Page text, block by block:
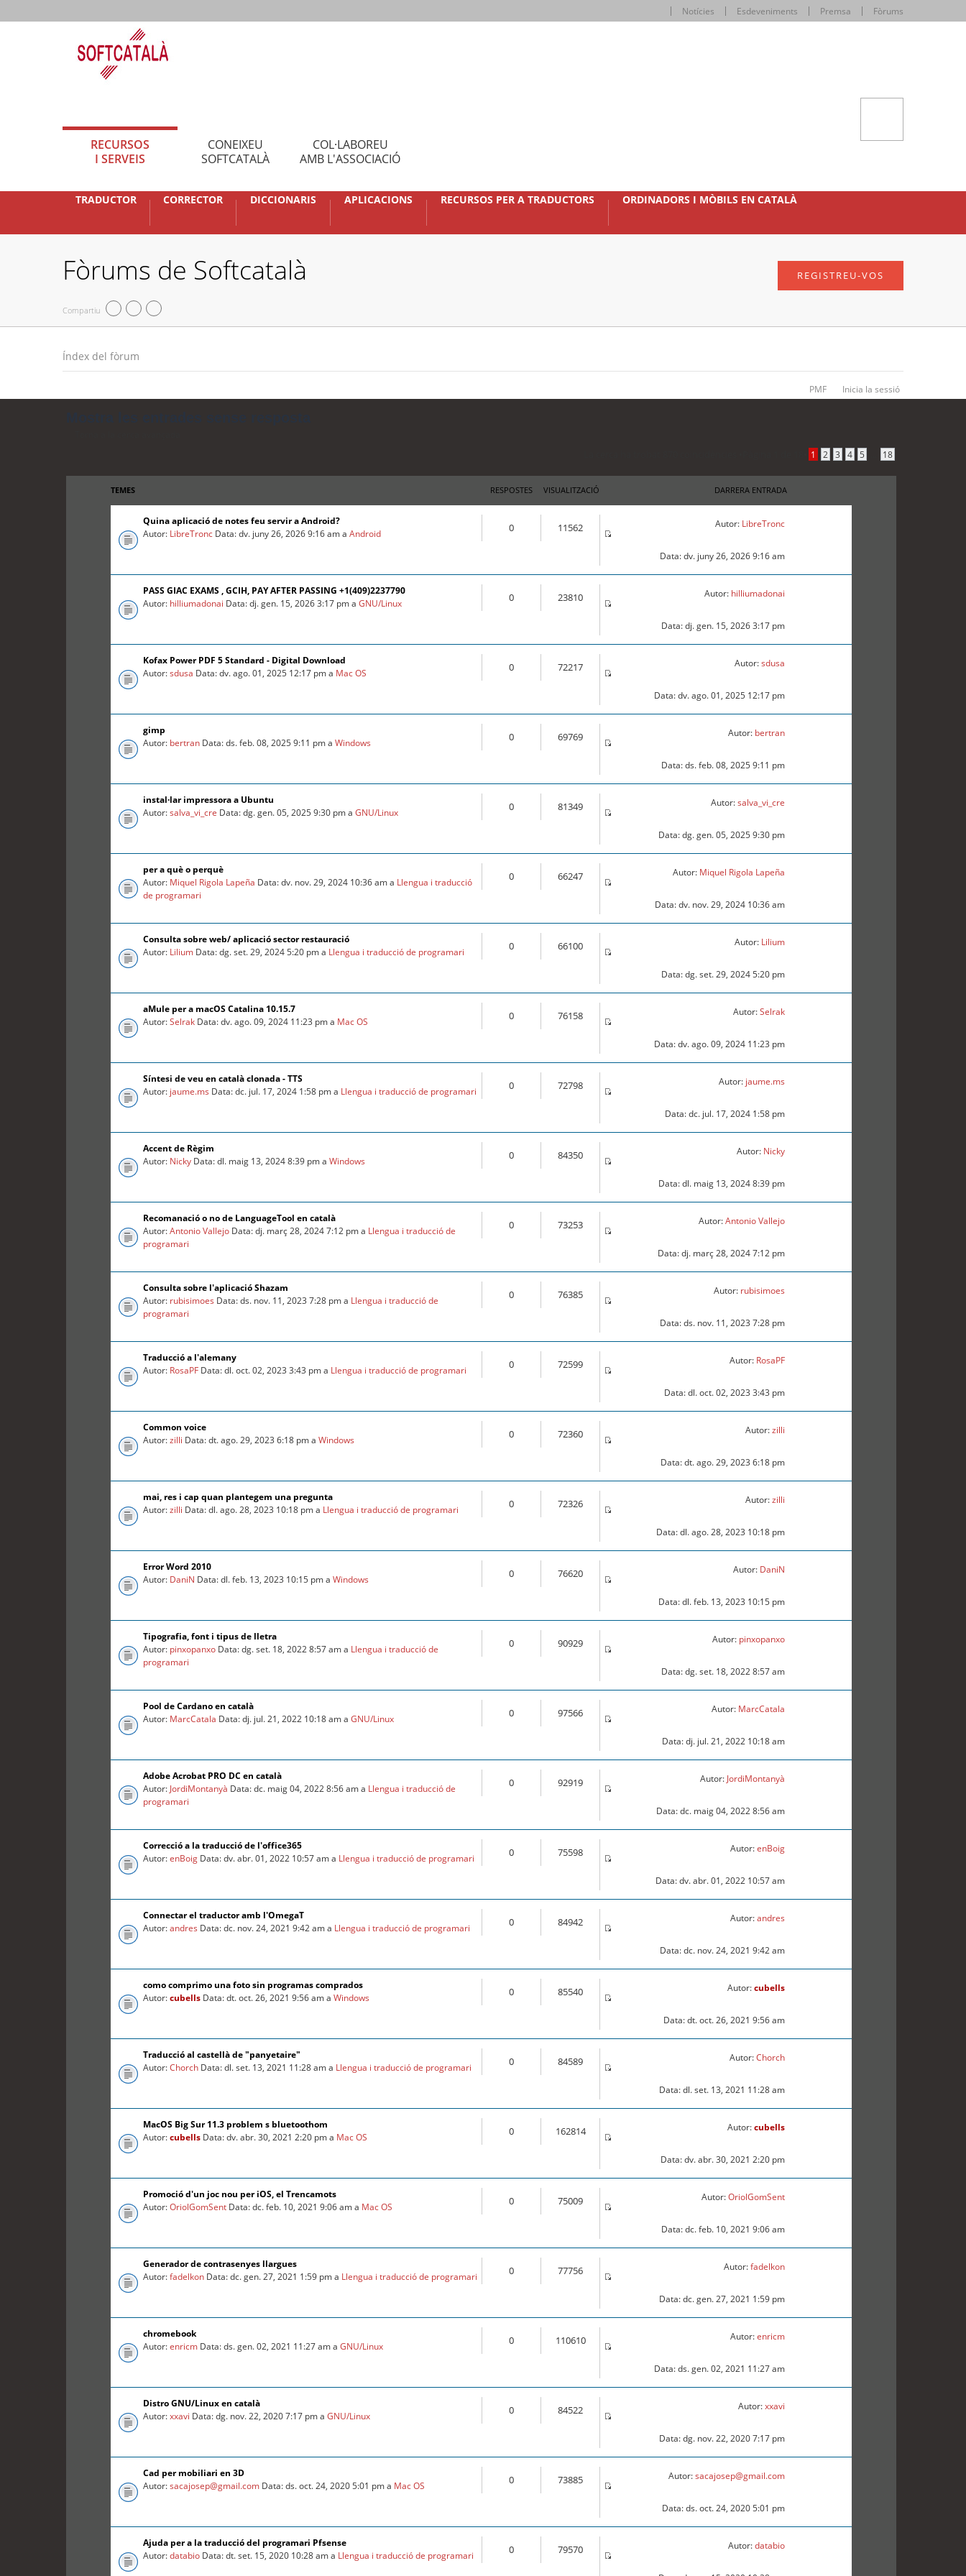
Notícies Esdeveniments Premsa Fòrums
RECURSOS
I SERVEIS
CONEIXEU
SOFTCATALÀ
COL·LABOREU
AMB L'ASSOCIACIÓ
TRADUCTOR CORRECTOR DICCIONARIS APLICACIONS RECURSOS PER A TRADUCTORS ORDINADORS I MÒBILS EN CATALÀ
Fòrums de Softcatalà
Compartiu
REGISTREU-VOS
Índex del fòrum
PMF Inicia la sessió
1 2 3 4 5 18
TEMES RESPOSTES VISUALITZACIÓ DARRERA ENTRADA
Quina aplicació de notes feu servir a Android?
Autor: LibreTronc Data: dv. juny 26, 2026 9:16 am aAndroid 0 11562 Autor: LibreTronc
Data: dv. juny 26, 2026 9:16 am
PASS GIAC EXAMS , GCIH, PAY AFTER PASSING +1(409)2237790
Autor: hilliumadonai Data: dj. gen. 15, 2026 3:17 pm aGNU/Linux 0 23810 Autor: hilliumadonai
Data: dj. gen. 15, 2026 3:17 pm
Kofax Power PDF 5 Standard - Digital Download
Autor:sdusa Data: dv. ago. 01, 2025 12:17 pm a Mac OS 0 72217 Autor:sdusa
Data: dv. ago. 01, 2025 12:17 pm
gimp
Autor: bertran Data: ds. feb. 08, 2025 9:11 pm aWindows 0 69769 Autor: bertran
Data: ds. feb. 08, 2025 9:11 pm
instal·lar impressora a Ubuntu
Autor:salva_vi_cre Data: dg. gen. 05, 2025 9:30 pm aGNU/Linux 0 81349 Autor:salva_vi_cre
Data: dg. gen. 05, 2025 9:30 pm
per a què o perquè
Autor: Miquel Rigola Lapeña Data: dv. nov. 29, 2024 10:36 am a Llengua i traducció
de programari
0 66247 Autor: Miquel Rigola Lapeña
Data: dv. nov. 29, 2024 10:36 am
Consulta sobre web/ aplicació sector restauració
Autor: Lilium Data: dg. set. 29, 2024 5:20 pm a Llengua i traducció de programari 0 66100 Autor: Lilium
Data: dg. set. 29, 2024 5:20 pm
aMule per a macOS Catalina 10.15.7
Autor:Selrak Data: dv. ago. 09, 2024 11:23 pm a Mac OS 0 76158 Autor:Selrak
Data: dv. ago. 09, 2024 11:23 pm
Síntesi de veu en català clonada - TTS
Autor: jaume.ms Data: dc. jul. 17, 2024 1:58 pm a Llengua i traducció de programari 0 72798 Autor: jaume.ms
Data: dc. jul. 17, 2024 1:58 pm
Accent de Règim
Autor: Nicky Data: dl. maig 13, 2024 8:39 pm aWindows 0 84350 Autor: Nicky
Data: dl. maig 13, 2024 8:39 pm
Recomanació o no de LanguageTool en català
Autor:Antonio Vallejo Data: dj. març 28, 2024 7:12 pm a Llengua i traducció de
programari
0 73253 Autor:Antonio Vallejo
Data: dj. març 28, 2024 7:12 pm
Consulta sobre l'aplicació Shazam
Autor: rubisimoes Data: ds. nov. 11, 2023 7:28 pm a Llengua i traducció de
programari
0 76385 Autor: rubisimoes
Data: ds. nov. 11, 2023 7:28 pm
Traducció a l'alemany
Autor: RosaPF Data: dl. oct. 02, 2023 3:43 pm a Llengua i traducció de programari 0 72599 Autor: RosaPF
Data: dl. oct. 02, 2023 3:43 pm
Common voice
Autor:zilli Data: dt. ago. 29, 2023 6:18 pm aWindows 0 72360 Autor:zilli
Data: dt. ago. 29, 2023 6:18 pm
mai, res i cap quan plantegem una pregunta
Autor:zilli Data: dl. ago. 28, 2023 10:18 pm a Llengua i traducció de programari 0 72326 Autor:zilli
Data: dl. ago. 28, 2023 10:18 pm
Error Word 2010
Autor: DaniN Data: dl. feb. 13, 2023 10:15 pm aWindows 0 76620 Autor: DaniN
Data: dl. feb. 13, 2023 10:15 pm
Tipografia, font i tipus de lletra
Autor: pinxopanxo Data: dg. set. 18, 2022 8:57 am a Llengua i traducció de
programari
0 90929 Autor: pinxopanxo
Data: dg. set. 18, 2022 8:57 am
Pool de Cardano en català
Autor: MarcCatala Data: dj. jul. 21, 2022 10:18 am aGNU/Linux 0 97566 Autor: MarcCatala
Data: dj. jul. 21, 2022 10:18 am
Adobe Acrobat PRO DC en català
Autor: JordiMontanyà Data: dc. maig 04, 2022 8:56 am a Llengua i traducció de
programari
0 92919 Autor: JordiMontanyà
Data: dc. maig 04, 2022 8:56 am
Correcció a la traducció de l'office365
Autor:enBoig Data: dv. abr. 01, 2022 10:57 am a Llengua i traducció de programari 0 75598 Autor:enBoig
Data: dv. abr. 01, 2022 10:57 am
Connectar el traductor amb l'OmegaT
Autor:andres Data: dc. nov. 24, 2021 9:42 am a Llengua i traducció de programari 0 84942 Autor:andres
Data: dc. nov. 24, 2021 9:42 am
como comprimo una foto sin programas comprados
Autor:cubells Data: dt. oct. 26, 2021 9:56 am aWindows 0 85540 Autor:cubells
Data: dt. oct. 26, 2021 9:56 am
Traducció al castellà de "panyetaire"
Autor:Chorch Data: dl. set. 13, 2021 11:28 am a Llengua i traducció de programari 0 84589 Autor:Chorch
Data: dl. set. 13, 2021 11:28 am
MacOS Big Sur 11.3 problem s bluetoothom
Autor:cubells Data: dv. abr. 30, 2021 2:20 pm a Mac OS 0 162814 Autor:cubells
Data: dv. abr. 30, 2021 2:20 pm
Promoció d'un joc nou per iOS, el Trencamots
Autor:OriolGomSent Data: dc. feb. 10, 2021 9:06 am a Mac OS 0 75009 Autor:OriolGomSent
Data: dc. feb. 10, 2021 9:06 am
Generador de contrasenyes llargues
Autor:fadelkon Data: dc. gen. 27, 2021 1:59 pm a Llengua i traducció de programari 0 77756 Autor:fadelkon
Data: dc. gen. 27, 2021 1:59 pm
chromebook
Autor:enricm Data: ds. gen. 02, 2021 11:27 am aGNU/Linux 0 110610 Autor:enricm
Data: ds. gen. 02, 2021 11:27 am
Distro GNU/Linux en català
Autor:xxavi Data: dg. nov. 22, 2020 7:17 pm aGNU/Linux 0 84522 Autor:xxavi
Data: dg. nov. 22, 2020 7:17 pm
Cad per mobiliari en 3D
Autor:sacajosep@gmail.com Data: ds. oct. 24, 2020 5:01 pm a Mac OS 0 73885 Autor:sacajosep@gmail.com
Data: ds. oct. 24, 2020 5:01 pm
Ajuda per a la traducció del programari Pfsense
Autor:databio Data: dt. set. 15, 2020 10:28 am a Llengua i traducció de programari 0 79570 Autor:databio